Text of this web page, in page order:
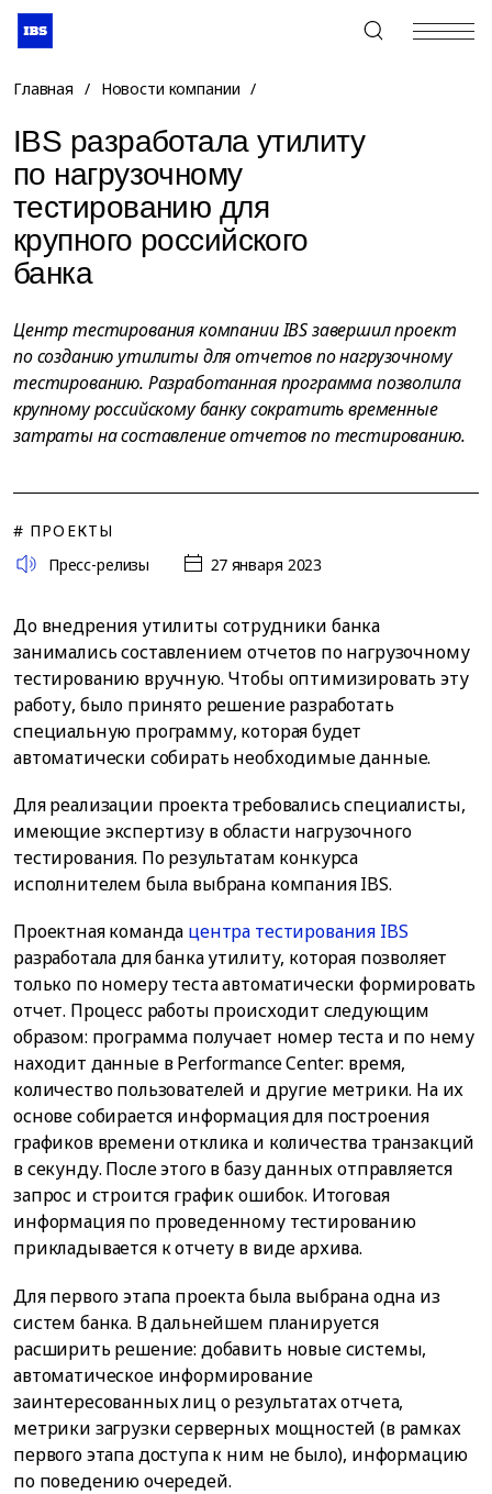
+7 (495) 967-80-80
Главная / Новости компании /
IBS разработала утилиту
по нагрузочному
тестированию для
крупного российского
банка
Центр тестирования компании IBS завершил проект
по созданию утилиты для отчетов по нагрузочному
тестированию. Разработанная программа позволила
крупному российскому банку сократить временные
затраты на составление отчетов по тестированию.
# ПРОЕКТЫ
Пресс-релизы
27 января 2023
До внедрения утилиты сотрудники банка
занимались составлением отчетов по нагрузочному
тестированию вручную. Чтобы оптимизировать эту
работу, было принято решение разработать
специальную программу, которая будет
автоматически собирать необходимые данные.
Для реализации проекта требовались специалисты,
имеющие экспертизу в области нагрузочного
тестирования. По результатам конкурса
исполнителем была выбрана компания IBS.
Проектная команда центра тестирования IBS
разработала для банка утилиту, которая позволяет
только по номеру теста автоматически формировать
отчет. Процесс работы происходит следующим
образом: программа получает номер теста и по нему
находит данные в Performance Center: время,
количество пользователей и другие метрики. На их
основе собирается информация для построения
графиков времени отклика и количества транзакций
в секунду. После этого в базу данных отправляется
запрос и строится график ошибок. Итоговая
информация по проведенному тестированию
прикладывается к отчету в виде архива.
Для первого этапа проекта была выбрана одна из
систем банка. В дальнейшем планируется
расширить решение: добавить новые системы,
автоматическое информирование
заинтересованных лиц о результатах отчета,
метрики загрузки серверных мощностей (в рамках
первого этапа доступа к ним не было), информацию
по поведению очередей.